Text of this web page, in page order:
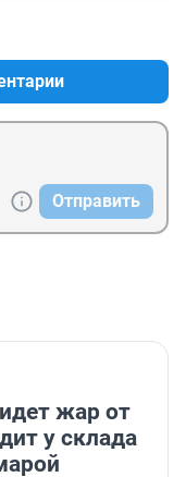
за свой
Отправить
жар от
у склада